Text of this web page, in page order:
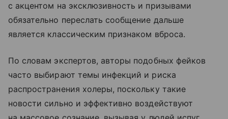
с акцентом на эксклюзивность и призывами
обязательно переслать сообщение дальше
является классическим признаком вброса.
По словам экспертов, авторы подобных фейков
часто выбирают темы инфекций и риска
распространения холеры, поскольку такие
новости сильно и эффективно воздействуют